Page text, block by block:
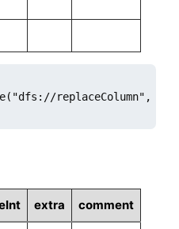
extra comment